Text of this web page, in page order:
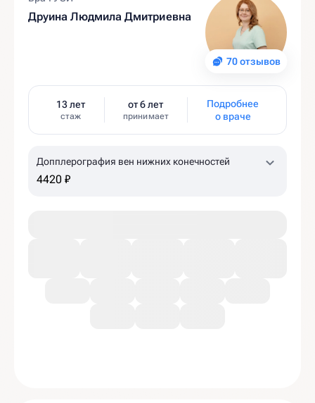
70 отзывов
Друина Людмила Дмитриевна
13 лет
стаж
от 6 лет
принимает
Подробнее
о враче
Допплерография вен нижних конечностей
4420 ₽